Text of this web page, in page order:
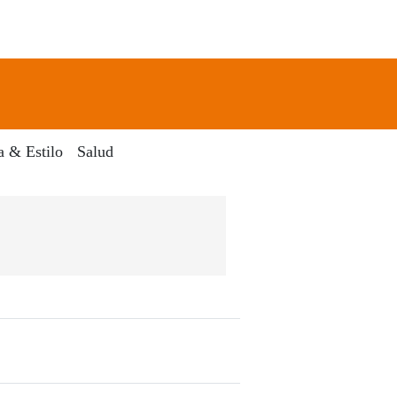
Search
& Estilo Salud